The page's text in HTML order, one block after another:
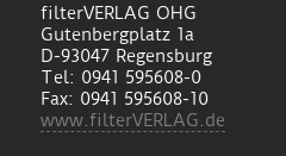
filterVERLAG OHG
Gutenbergplatz 1a
D-93047 Regensburg
Tel: 0941 595608-0
Fax: 0941 595608-10
www.filterVERLAG.de